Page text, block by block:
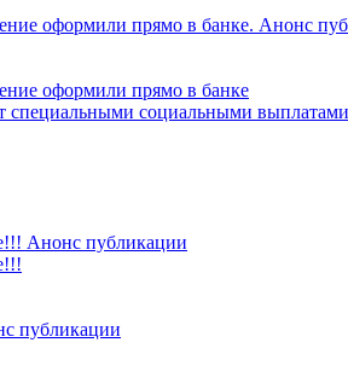
оформили прямо в банке. Анонс
оформили прямо в банке
специальными социальными выплатами
Анонс публикации
публикации